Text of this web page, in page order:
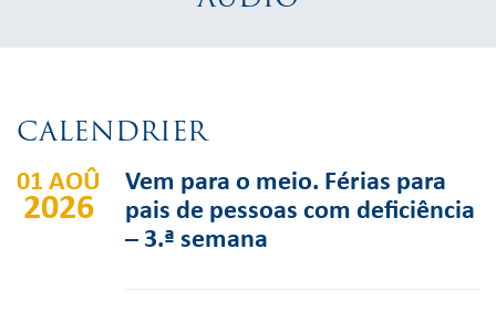
CALENDRIER
01 AOÛ
2026
Vem para o meio. Férias para
pais de pessoas com deficiência
– 3.ª semana